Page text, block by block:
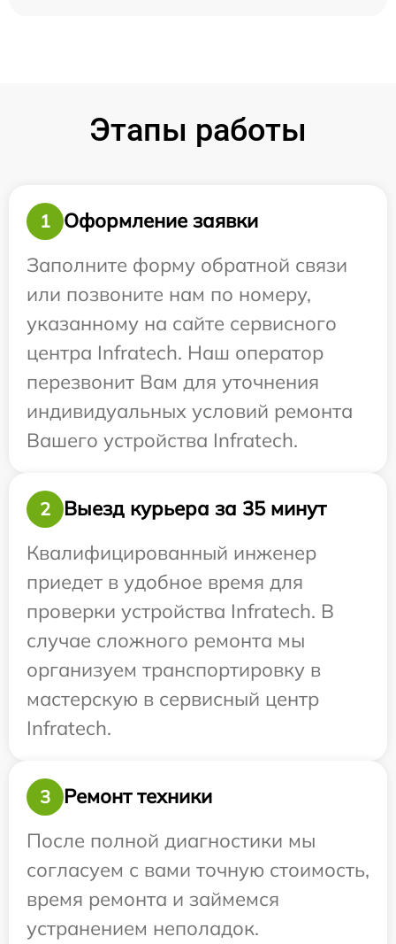
Этапы работы
1
Оформление заявки
Заполните форму обратной связи
или позвоните нам по номеру,
указанному на сайте сервисного
центра Infratech. Наш оператор
перезвонит Вам для уточнения
индивидуальных условий ремонта
Вашего устройства Infratech.
2
Выезд курьера за 35 минут
Квалифицированный инженер
приедет в удобное время для
проверки устройства Infratech. В
случае сложного ремонта мы
организуем транспортировку в
мастерскую в сервисный центр
Infratech.
3
Ремонт техники
После полной диагностики мы
согласуем с вами точную стоимость,
время ремонта и займемся
устранением неполадок.